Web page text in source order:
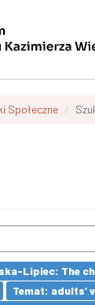
Społeczne
Lipiec: The
Temat: adults’